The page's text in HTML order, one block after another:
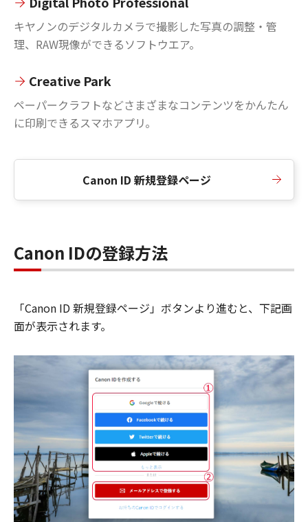
キヤノンのデジタルカメラで撮影した写真の調整・管
理、RAW現像ができるソフトウエア。
Creative Park
ペーパークラフトなどさまざまなコンテンツをかんたん
に印刷できるスマホアプリ。
Canon ID 新規登録ページ
Canon IDの登録方法
「Canon ID 新規登録ページ」ボタンより進むと、下記画
面が表示されます。